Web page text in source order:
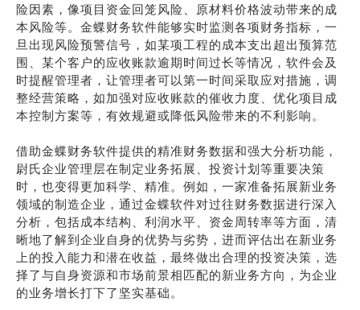
险因素，像项目资金回笼风险、原材料价格波动带来的成
本风险等。金蝶财务软件能够实时监测各项财务指标，一
旦出现风险预警信号，如某项工程的成本支出超出预算范
围、某个客户的应收账款逾期时间过长等情况，软件会及
时提醒管理者，让管理者可以第一时间采取应对措施，调
整经营策略，如加强对应收账款的催收力度、优化项目成
本控制方案等，有效规避或降低风险带来的不利影响。
借助金蝶财务软件提供的精准财务数据和强大分析功能，
尉氏企业管理层在制定业务拓展、投资计划等重要决策
时，也变得更加科学、精准。例如，一家准备拓展新业务
领域的制造企业，通过金蝶软件对过往财务数据进行深入
分析，包括成本结构、利润水平、资金周转率等方面，清
晰地了解到企业自身的优势与劣势，进而评估出在新业务
上的投入能力和潜在收益，最终做出合理的投资决策，选
择了与自身资源和市场前景相匹配的新业务方向，为企业
的业务增长打下了坚实基础。